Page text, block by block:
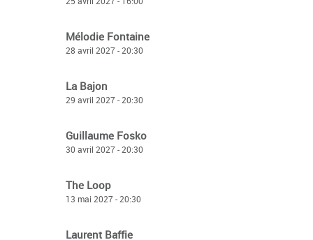
Mélodie Fontaine
28 avril 2027 - 20:30
La Bajon
29 avril 2027 - 20:30
Guillaume Fosko
30 avril 2027 - 20:30
The Loop
13 mai 2027 - 20:30
Laurent Baffie